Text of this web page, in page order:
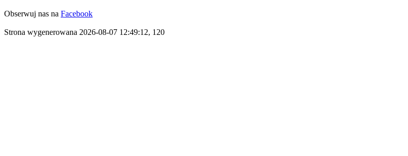
Obserwuj nas na Facebook
Strona wygenerowana 2026-08-07 12:49:12, 120